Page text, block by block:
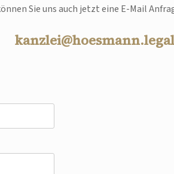
Sie uns auch jetzt eine E-Mail